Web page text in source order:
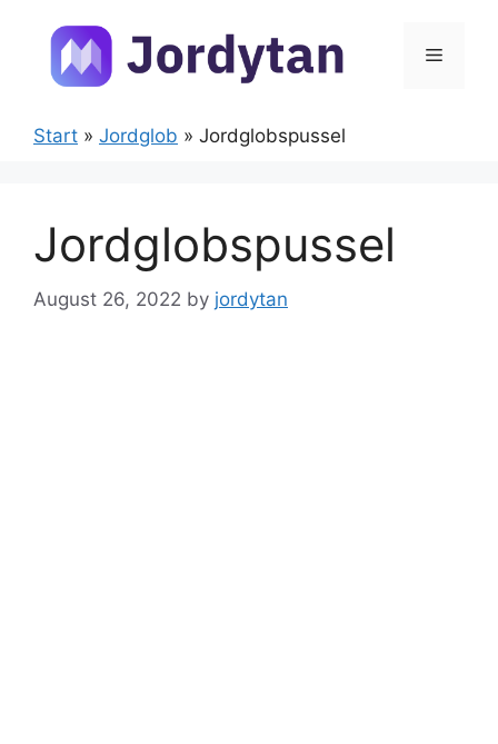
content
Menu
Start » Jordglob » Jordglobspussel
Jordglobspussel
August 26, 2022 by jordytan